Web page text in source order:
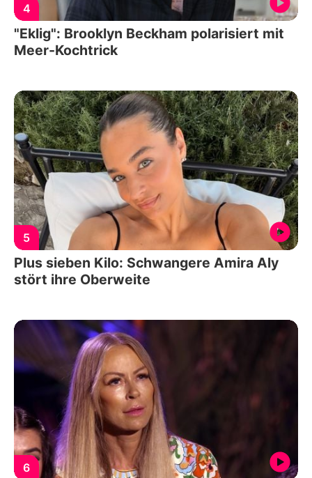
4
"Eklig": Brooklyn Beckham polarisiert mit
Meer-Kochtrick
5
Plus sieben Kilo: Schwangere Amira Aly
stört ihre Oberweite
6